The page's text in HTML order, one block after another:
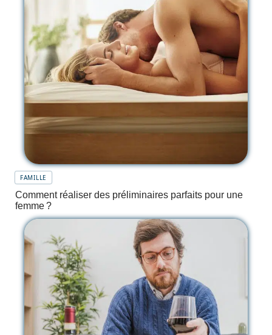
FAMILLE
Comment réaliser des préliminaires parfaits pour une
femme ?